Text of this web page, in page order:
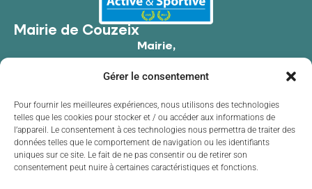
Gérer le consentement
Pour fournir les meilleures expériences, nous utilisons des technologies
telles que les cookies pour stocker et / ou accéder aux informations de
l’appareil. Le consentement à ces technologies nous permettra de traiter des
données telles que le comportement de navigation ou les identifiants
uniques sur ce site. Le fait de ne pas consentir ou de retirer son
consentement peut nuire à certaines caractéristiques et fonctions.
Mairie de Couzeix
Mairie,
87270 Couzeix
05 55 39 34 09
Contacter la mairie
Horaires d'ouverture
Lundide 8h30 à 12h00 et de 13h30 à 17h30
Mardi
de 8h30 à 12h00 et de 13h30 à 17h30